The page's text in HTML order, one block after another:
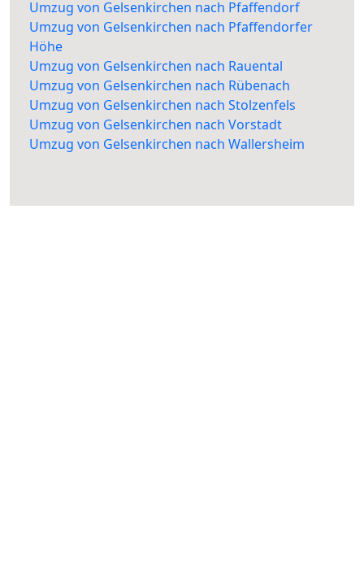
Umzug von Gelsenkirchen nach Pfaffendorf
Umzug von Gelsenkirchen nach Pfaffendorfer
Höhe
Umzug von Gelsenkirchen nach Rauental
Umzug von Gelsenkirchen nach Rübenach
Umzug von Gelsenkirchen nach Stolzenfels
Umzug von Gelsenkirchen nach Vorstadt
Umzug von Gelsenkirchen nach Wallersheim